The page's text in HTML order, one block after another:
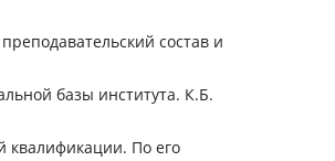
состав и
базы института. К.Б.
квалификации. По его